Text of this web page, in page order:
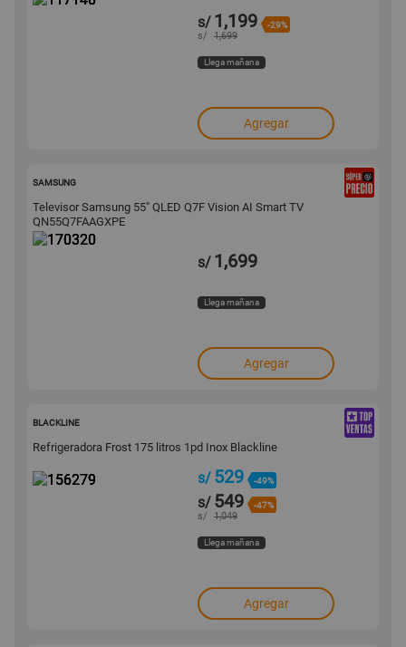
s/ 1,199 -29%
s/ 1,699
Llega mañana
Agregar
SAMSUNG
Televisor Samsung 55" QLED Q7F Vision AI Smart TV
QN55Q7FAAGXPE
s/ 1,699
Llega mañana
Agregar
BLACKLINE
Refrigeradora Frost 175 litros 1pd Inox Blackline
s/ 529 -49%
s/ 549 -47%
s/ 1,049
Llega mañana
Agregar